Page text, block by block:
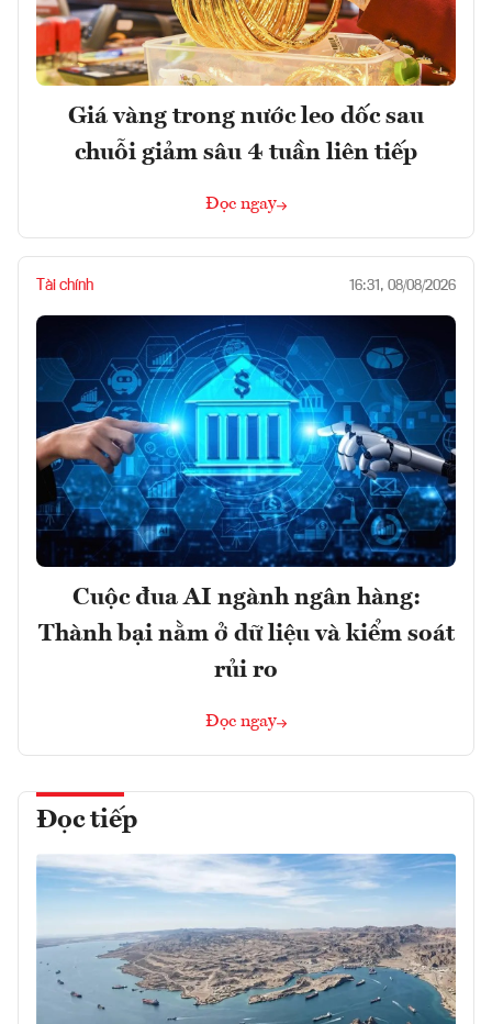
Giá vàng trong nước leo dốc sau
chuỗi giảm sâu 4 tuần liên tiếp
Đọc ngay
Tài chính 16:31, 08/08/2026
Cuộc đua AI ngành ngân hàng:
Thành bại nằm ở dữ liệu và kiểm soát
rủi ro
Đọc ngay
Đọc tiếp